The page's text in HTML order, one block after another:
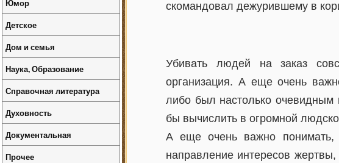
скомандовал дежурившему в
Убивать людей на заказ
организация. А еще очень
либо был настолько очевидным
бы вычислить в огромной
А еще очень важно
направление интересов
Юмор
Детское
Дом и семья
Наука, Образование
Справочная литература
Духовность
Документальная
Прочее